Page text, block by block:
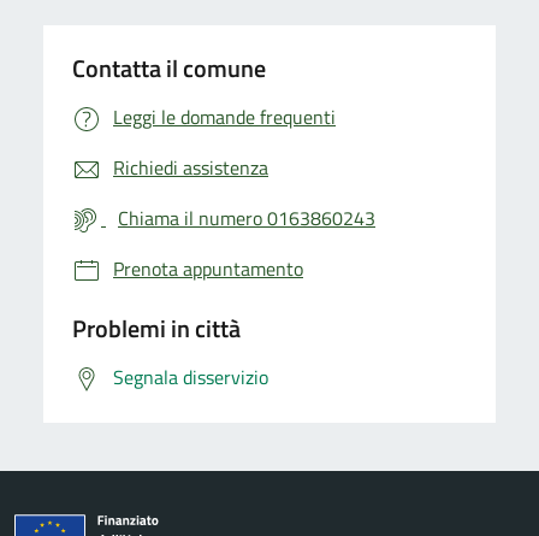
Contatta il comune
Leggi le domande frequenti
Richiedi assistenza
Chiama il numero 0163860243
Prenota appuntamento
Problemi in città
Segnala disservizio